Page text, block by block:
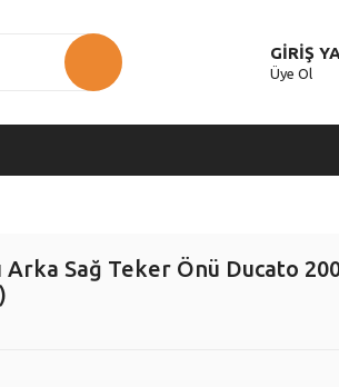
GİRİŞ
Üye Ol
Arka Sağ Teker Önü Ducato